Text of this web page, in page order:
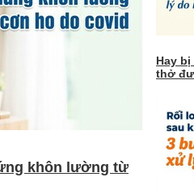
khôn lường từ
Hay
thở